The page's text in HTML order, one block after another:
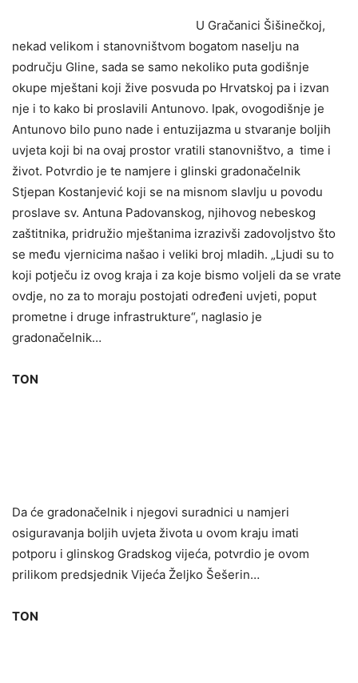
U Gračanici Šišinečkoj,
nekad velikom i stanovništvom bogatom naselju na
području Gline, sada se samo nekoliko puta godišnje
okupe mještani koji žive posvuda po Hrvatskoj pa i izvan
nje i to kako bi proslavili Antunovo. Ipak, ovogodišnje je
Antunovo bilo puno nade i entuzijazma u stvaranje boljih
uvjeta koji bi na ovaj prostor vratili stanovništvo, a time i
život. Potvrdio je te namjere i glinski gradonačelnik
Stjepan Kostanjević koji se na misnom slavlju u povodu
proslave sv. Antuna Padovanskog, njihovog nebeskog
zaštitnika, pridružio mještanima izrazivši zadovoljstvo što
se među vjernicima našao i veliki broj mladih. „Ljudi su to
koji potječu iz ovog kraja i za koje bismo voljeli da se vrate
ovdje, no za to moraju postojati određeni uvjeti, poput
prometne i druge infrastrukture“, naglasio je
gradonačelnik…
TON
Da će gradonačelnik i njegovi suradnici u namjeri
osiguravanja boljih uvjeta života u ovom kraju imati
potporu i glinskog Gradskog vijeća, potvrdio je ovom
prilikom predsjednik Vijeća Željko Šešerin…
TON